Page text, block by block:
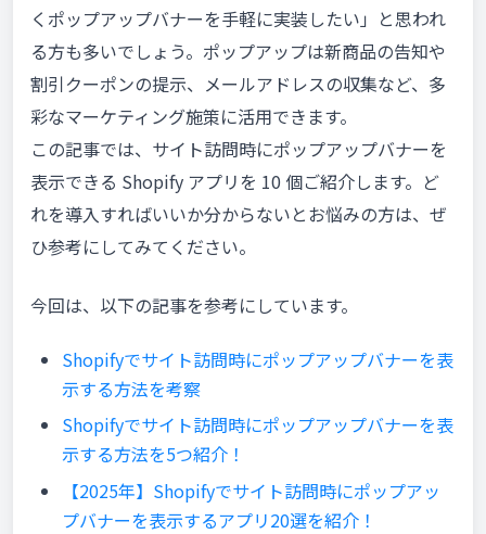
くポップアップバナーを手軽に実装したい」と思われ
る方も多いでしょう。ポップアップは新商品の告知や
割引クーポンの提示、メールアドレスの収集など、多
彩なマーケティング施策に活用できます。
この記事では、サイト訪問時にポップアップバナーを
表示できる Shopify アプリを 10 個ご紹介します。ど
れを導入すればいいか分からないとお悩みの方は、ぜ
ひ参考にしてみてください。
今回は、以下の記事を参考にしています。
Shopifyでサイト訪問時にポップアップバナーを表
示する方法を考察
Shopifyでサイト訪問時にポップアップバナーを表
示する方法を5つ紹介！
【2025年】Shopifyでサイト訪問時にポップアッ
プバナーを表示するアプリ20選を紹介！